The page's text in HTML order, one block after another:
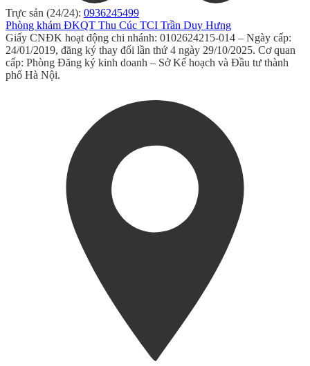
Trực sản (24/24): 0936245499
Phòng khám ĐKQT Thu Cúc TCI Trần Duy Hưng
Giấy CNĐK hoạt động chi nhánh: 0102624215-014 – Ngày cấp:
24/01/2019, đăng ký thay đổi lần thứ 4 ngày 29/10/2025. Cơ quan
cấp: Phòng Đăng ký kinh doanh – Sở Kế hoạch và Đầu tư thành
phố Hà Nội.